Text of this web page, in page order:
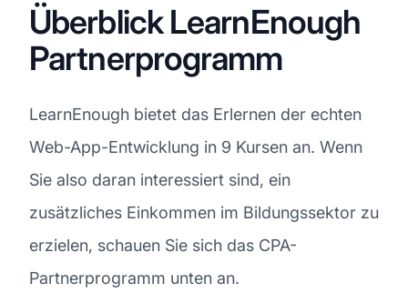
Überblick LearnEnough
Partnerprogramm
LearnEnough bietet das Erlernen der echten
Web-App-Entwicklung in 9 Kursen an. Wenn
Sie also daran interessiert sind, ein
zusätzliches Einkommen im Bildungssektor zu
erzielen, schauen Sie sich das CPA-
Partnerprogramm unten an.